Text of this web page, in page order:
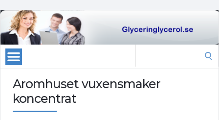
Aromhuset vuxensmaker
koncentrat